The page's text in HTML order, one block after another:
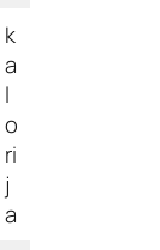
k
a
l
o
ri
j
a